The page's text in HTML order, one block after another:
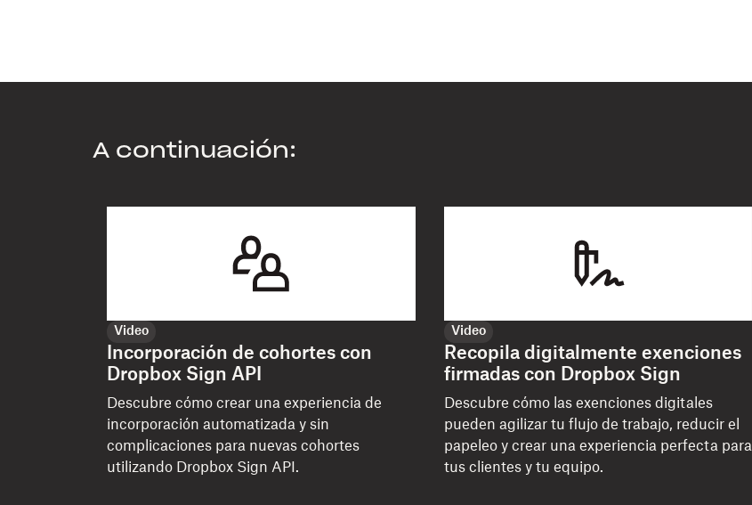
A continuación:
Video
Incorporación de cohortes con
Dropbox Sign API
Descubre cómo crear una experiencia de
incorporación automatizada y sin
complicaciones para nuevas cohortes
utilizando Dropbox Sign API.
Video
Recopila digitalmente exenciones
firmadas con Dropbox Sign
Descubre cómo las exenciones digitales
pueden agilizar tu flujo de trabajo, reducir el
papeleo y crear una experiencia perfecta para
tus clientes y tu equipo.